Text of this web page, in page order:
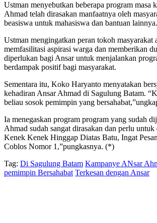
Ustman menyebutkan beberapa program masa
Ahmad telah dirasakan manfaatnya oleh
beasiswa untuk mahasiswa dan bantuan lainnya.
Ustman mengingatkan peran tokoh masyarakat
memfasilitasi aspirasi warga dan memberikan
diperlukan bagi Ansar untuk menjalankan
berdampak positif bagi masyarakat.
Sementara itu, Koko Haryanto menyatakan
kehadiran Ansar Ahmad di Sagulung Batam.
beliau sosok pemimpin yang
Ia menegaskan program program yang sudah
Ahmad sudah sangat dirasakan dan perlu
Kenek Kenek Hinggap Diatas Batu, Ingat
Coblos Nomor 1,”pungkasnya. (*)
Tag: Di Sagulung Batam Kampanye ANsar
pemimpin Bersahabat Terkesan dengan Ansar